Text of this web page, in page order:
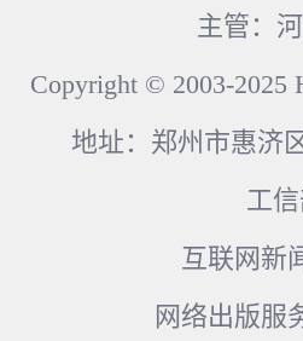
主管：
Copyright © 2003-2025
地址：郑州市惠济
工信
互联网新
网络出版服